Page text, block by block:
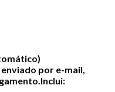
por e-mail,